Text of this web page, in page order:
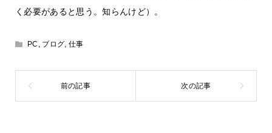
く必要があると思う。知らんけど）。
PC , ブログ,仕事